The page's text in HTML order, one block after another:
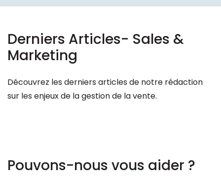
Derniers Articles- Sales &
Marketing
Découvrez les derniers articles de notre rédaction
sur les enjeux de la gestion de la vente.
Pouvons-nous vous aider ?